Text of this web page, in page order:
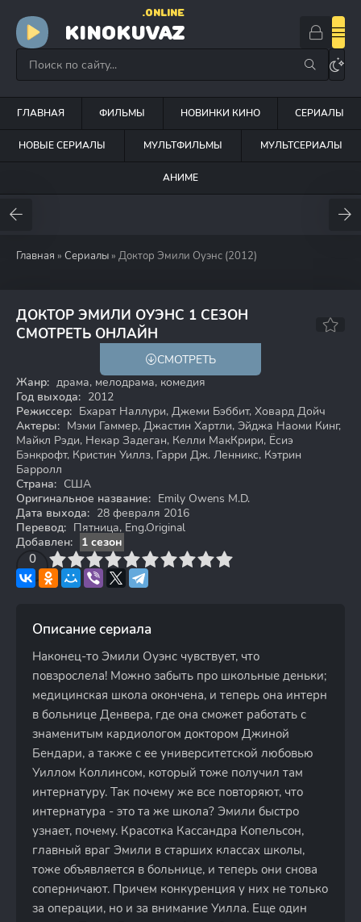
KINOKUVAZ
.ONLINE
ГЛАВНАЯ ФИЛЬМЫ НОВИНКИ КИНО СЕРИАЛЫ
НОВЫЕ СЕРИАЛЫ МУЛЬТФИЛЬМЫ МУЛЬТСЕРИАЛЫ
АНИМЕ
Главная » Сериалы » Доктор Эмили Оуэнс (2012)
ДОКТОР ЭМИЛИ ОУЭНС 1 СЕЗОН
СМОТРЕТЬ ОНЛАЙН
7.0
СМОТРЕТЬ
Жанр: драма, мелодрама, комедия
Год выхода: 2012
Режиссер: Бхарат Наллури, Джеми Бэббит, Ховард Дойч
Актеры: Мэми Гаммер, Джастин Хартли, Эйджа Наоми Кинг,
Майкл Рэди, Некар Задеган, Келли МакКрири, Ёсиэ
Бэнкрофт, Кристин Уиллз, Гарри Дж. Ленникс, Кэтрин
Барролл
Страна: США
Оригинальное название: Emily Owens M.D.
Дата выхода: 28 февраля 2016
Перевод: Пятница, Eng.Original
Добавлен:
1 сезон
0
4 6 7 8 9 10
Описание сериала
Наконец-то Эмили Оуэнс чувствует, что
повзрослела! Можно забыть про школьные деньки;
медицинская школа окончена, и теперь она интерн
в больнице Денвера, где она сможет работать с
знаменитым кардиологом доктором Джиной
Бендари, а также с ее университетской любовью
Уиллом Коллинсом, который тоже получил там
интернатуру. Так почему же все повторяют, что
интернатура - это та же школа? Эмили быстро
узнает, почему. Красотка Кассандра Копельсон,
главный враг Эмили в старших классах школы,
тоже объявляется в больнице, и теперь они снова
соперничают. Причем конкуренция у них не только
за операции, но и за внимание Уилла. Еще один